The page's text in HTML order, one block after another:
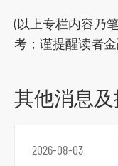
(以上专栏内容乃
考；谨提醒读者
其他消息
2026-08-03